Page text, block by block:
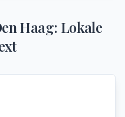
Haag: Lokale